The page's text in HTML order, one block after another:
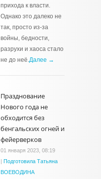
прихода к власти.
Однако это далеко не
так, просто из-за
войны, бедности,
разрухи и хаоса стало
не до неё.Далее →
Празднование
Нового года не
обходится без
бенгальских огней и
фейерверков
01 января 2023, 08:19
| Подготовила Татьяна
ВОЕВОДИНА